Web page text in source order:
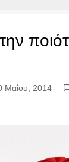
Μαΐου, 2014